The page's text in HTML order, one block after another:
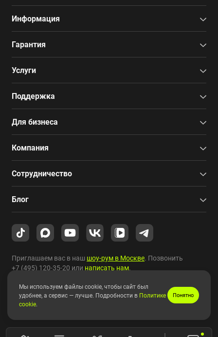
Информация
Гарантия
Услуги
Поддержка
Для бизнеса
Компания
Сотрудничество
Блог
Приглашаем вас в наш шоу-рум в Москве. Позвонить
+7 (495) 120-35-20 или написать нам.
Copyright © 2010-2026 HYPERPC.
Мы используем файлы cookie, чтобы сайт был
удобнее, а сервис — лучше. Подробности в Политике
cookie.
Понятно